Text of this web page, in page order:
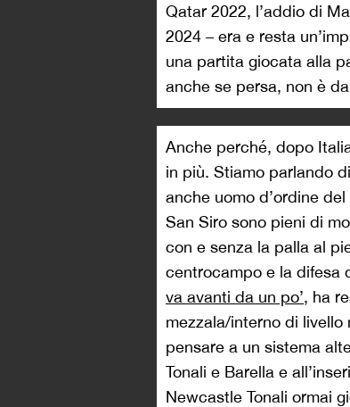
Qatar 2022, l’addio di
2024 – era e resta
una partita giocata alla
anche se persa, non è
Anche perché, dopo
in più. Stiamo parlando
anche uomo d’ordine
San Siro sono pieni di
con e senza la palla al
centrocampo e la difesa
va avanti da un po’, ha
mezzala/interno di
pensare a un sistema
Tonali e Barella e
Newcastle Tonali ormai